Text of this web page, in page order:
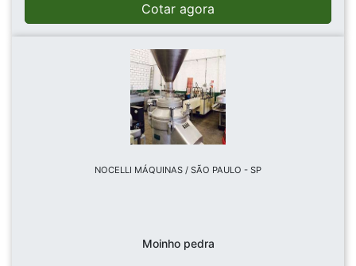
Cotar agora
NOCELLI MÁQUINAS / SÃO PAULO - SP
Moinho pedra